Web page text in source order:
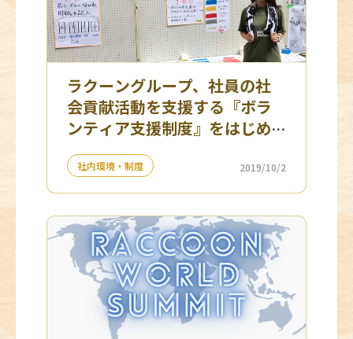
ラクーングループ、社員の社
会貢献活動を支援する『ボラ
ンティア支援制度』をはじめ
ました！
社内環境・制度 2019/10/2